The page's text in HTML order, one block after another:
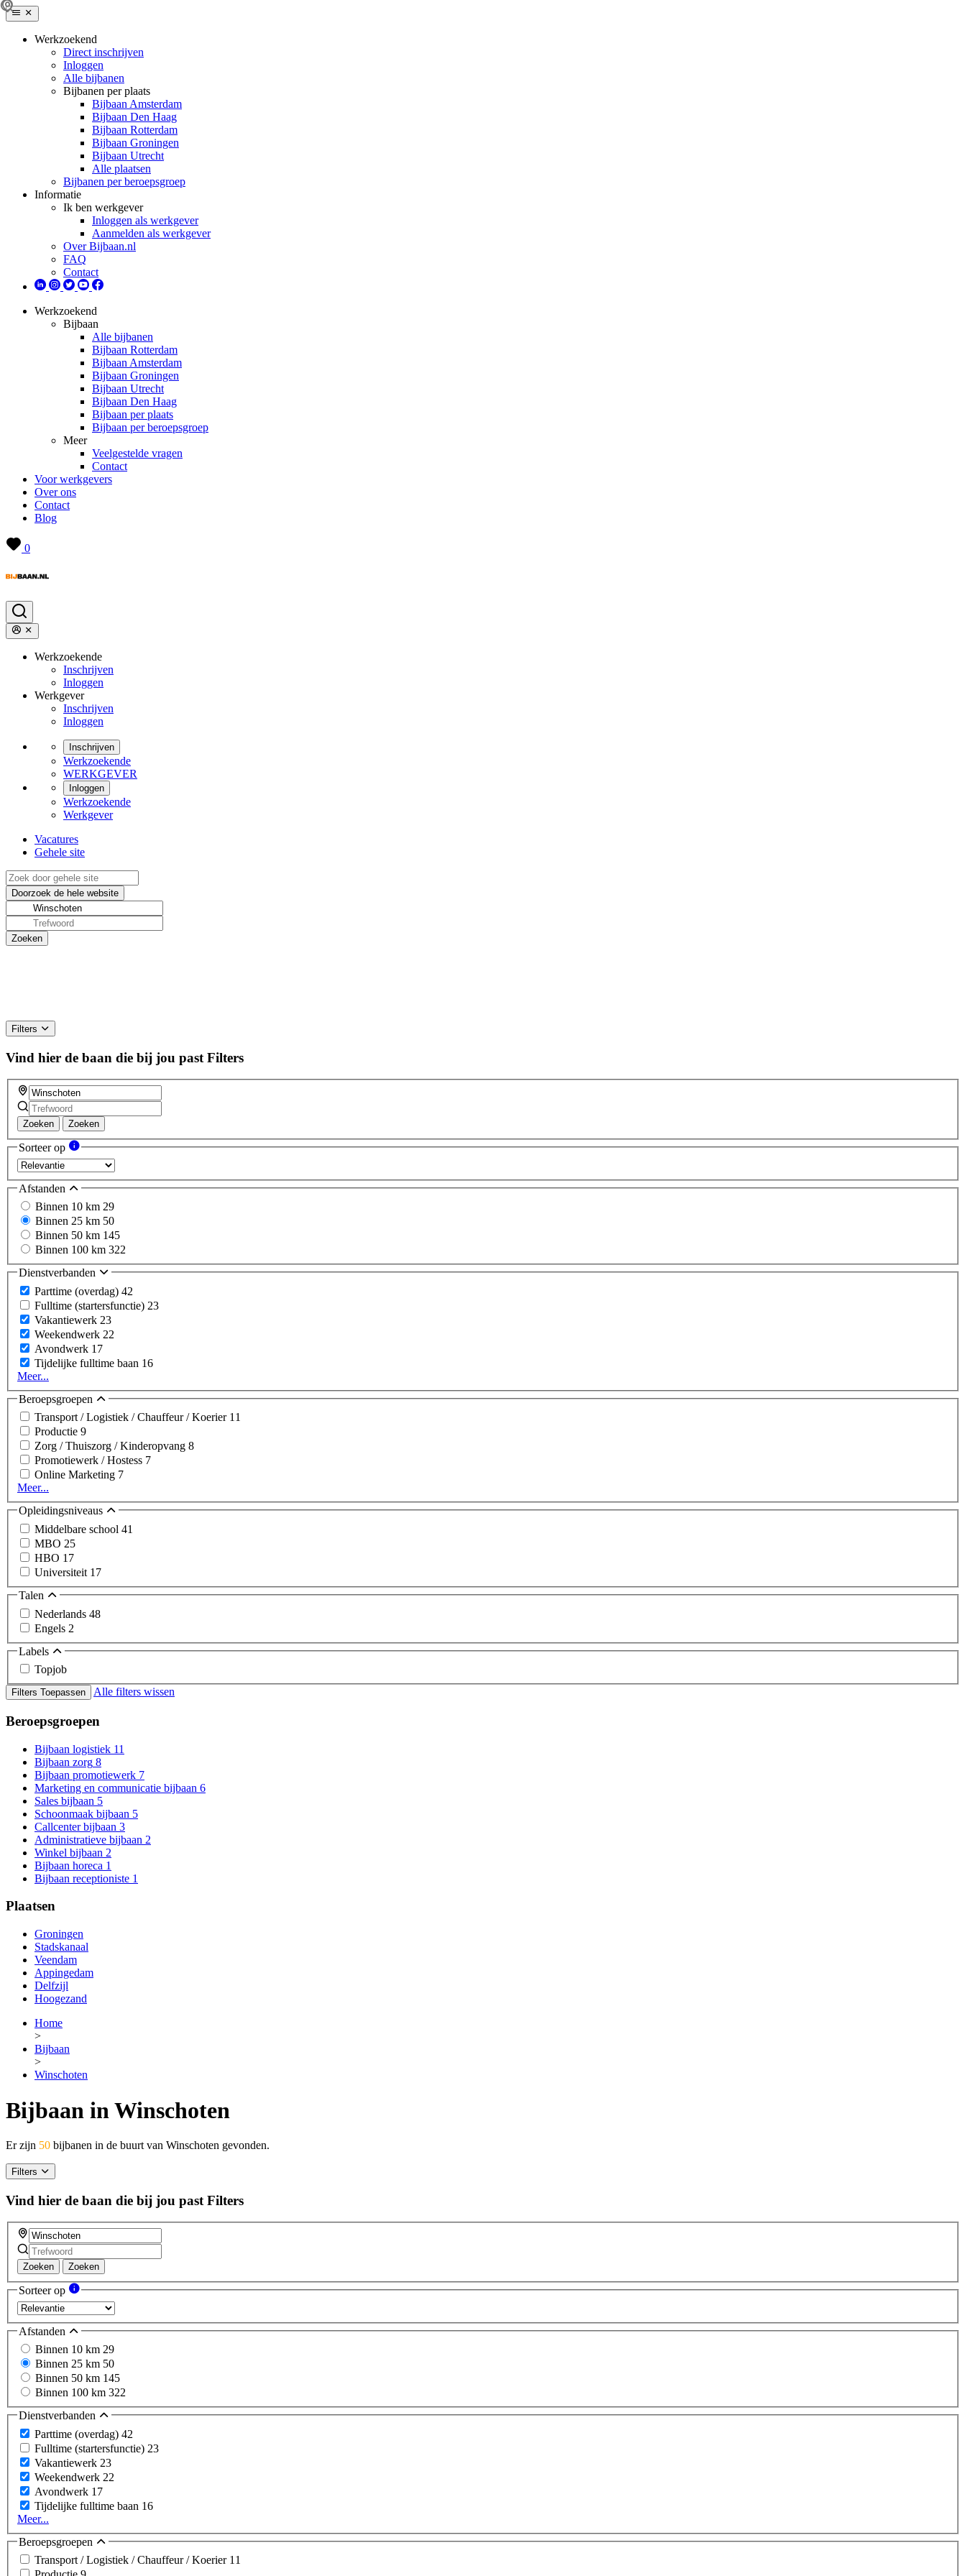
Werkzoekend
Direct inschrijven
Inloggen
Alle bijbanen
Bijbanen per plaats
Bijbaan Amsterdam
Bijbaan Den Haag
Bijbaan Rotterdam
Bijbaan Groningen
Bijbaan Utrecht
Alle plaatsen
Bijbanen per beroepsgroep
Informatie
Ik ben werkgever
Inloggen als werkgever
Aanmelden als werkgever
Over Bijbaan.nl
FAQ
Contact
Werkzoekend
Bijbaan
Alle bijbanen
Bijbaan Rotterdam
Bijbaan Amsterdam
Bijbaan Groningen
Bijbaan Utrecht
Bijbaan Den Haag
Bijbaan per plaats
Bijbaan per beroepsgroep
Meer
Veelgestelde vragen
Contact
Voor werkgevers
Over ons
Contact
Blog
0
Werkzoekende
Inschrijven
Inloggen
Werkgever
Inschrijven
Inloggen
Inschrijven
Werkzoekende
WERKGEVER
Inloggen
Werkzoekende
Werkgever
Vacatures
Gehele site
Filters
Vind hier de baan die bij jou past Filters
Zoeken Zoeken
Sorteer op
Afstanden
Binnen 10 km 29
Binnen 25 km 50
Binnen 50 km 145
Binnen 100 km 322
Dienstverbanden
Parttime (overdag) 42
Fulltime (startersfunctie) 23
Vakantiewerk 23
Weekendwerk 22
Avondwerk 17
Tijdelijke fulltime baan 16
Meer...
Beroepsgroepen
Transport / Logistiek / Chauffeur / Koerier 11
Productie 9
Zorg / Thuiszorg / Kinderopvang 8
Promotiewerk / Hostess 7
Online Marketing 7
Meer...
Opleidingsniveaus
Middelbare school 41
MBO 25
HBO 17
Universiteit 17
Talen
Nederlands 48
Engels 2
Labels
Topjob
Filters Toepassen Alle filters wissen
Beroepsgroepen
Bijbaan logistiek 11
Bijbaan zorg 8
Bijbaan promotiewerk 7
Marketing en communicatie bijbaan 6
Sales bijbaan 5
Schoonmaak bijbaan 5
Callcenter bijbaan 3
Administratieve bijbaan 2
Winkel bijbaan 2
Bijbaan horeca 1
Bijbaan receptioniste 1
Plaatsen
Groningen
Stadskanaal
Veendam
Appingedam
Delfzijl
Hoogezand
Home
>
Bijbaan
>
Winschoten
Bijbaan in Winschoten
Er zijn 50 bijbanen in de buurt van Winschoten gevonden.
Filters
Vind hier de baan die bij jou past Filters
Zoeken Zoeken
Sorteer op
Afstanden
Binnen 10 km 29
Binnen 25 km 50
Binnen 50 km 145
Binnen 100 km 322
Dienstverbanden
Parttime (overdag) 42
Fulltime (startersfunctie) 23
Vakantiewerk 23
Weekendwerk 22
Avondwerk 17
Tijdelijke fulltime baan 16
Meer...
Beroepsgroepen
Transport / Logistiek / Chauffeur / Koerier 11